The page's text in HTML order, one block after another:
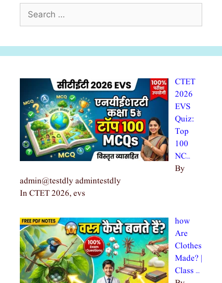
CTET
2026
EVS
Quiz:
Top
100
NC…
By
admin@testdly admintestdly
In CTET 2026, evs
how
Are
Clothes
Made? |
Class …